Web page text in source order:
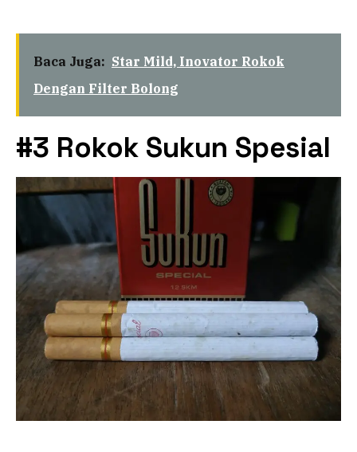
Baca Juga: Star Mild, Inovator Rokok
Dengan Filter Bolong
#3 Rokok Sukun Spesial